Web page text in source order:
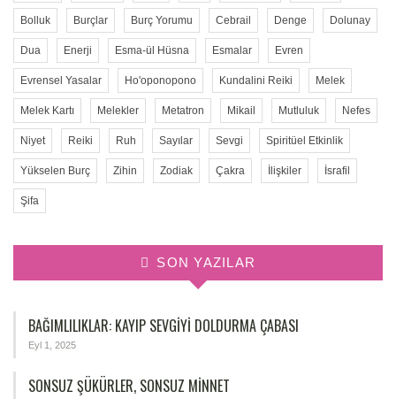
Bolluk Burçlar Burç Yorumu Cebrail Denge Dolunay
Dua Enerji Esma-ül Hüsna Esmalar Evren
Evrensel Yasalar Ho'oponopono Kundalini Reiki Melek
Melek Kartı Melekler Metatron Mikail Mutluluk Nefes
Niyet Reiki Ruh Sayılar Sevgi Spiritüel Etkinlik
Yükselen Burç Zihin Zodiak Çakra İlişkiler İsrafil
Şifa
SON YAZILAR
BAĞIMLILIKLAR: KAYIP SEVGIYI DOLDURMA ÇABASI
Eyl 1, 2025
SONSUZ ŞÜKÜRLER, SONSUZ MINNET